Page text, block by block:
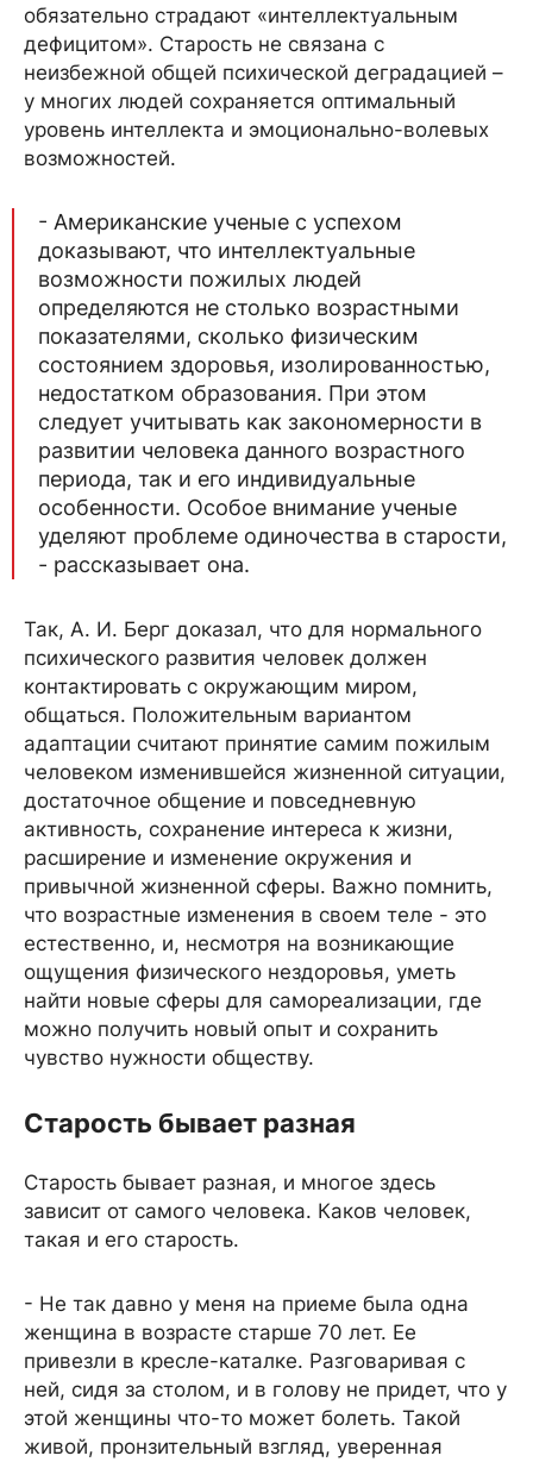
обязательно страдают «интеллектуальным
дефицитом». Старость не связана с
неизбежной общей психической деградацией –
у многих людей сохраняется оптимальный
уровень интеллекта и эмоционально-волевых
возможностей.
- Американские ученые с успехом
доказывают, что интеллектуальные
возможности пожилых людей
определяются не столько возрастными
показателями, сколько физическим
состоянием здоровья, изолированностью,
недостатком образования. При этом
следует учитывать как закономерности в
развитии человека данного возрастного
периода, так и его индивидуальные
особенности. Особое внимание ученые
уделяют проблеме одиночества в старости,
- рассказывает она.
Так, А. И. Берг доказал, что для нормального
психического развития человек должен
контактировать с окружающим миром,
общаться. Положительным вариантом
адаптации считают принятие самим пожилым
человеком изменившейся жизненной ситуации,
достаточное общение и повседневную
активность, сохранение интереса к жизни,
расширение и изменение окружения и
привычной жизненной сферы. Важно помнить,
что возрастные изменения в своем теле - это
естественно, и, несмотря на возникающие
ощущения физического нездоровья, уметь
найти новые сферы для самореализации, где
можно получить новый опыт и сохранить
чувство нужности обществу.
Старость бывает разная
Старость бывает разная, и многое здесь
зависит от самого человека. Каков человек,
такая и его старость.
- Не так давно у меня на приеме была одна
женщина в возрасте старше 70 лет. Ее
привезли в кресле-каталке. Разговаривая с
ней, сидя за столом, и в голову не придет, что у
этой женщины что-то может болеть. Такой
живой, пронзительный взгляд, уверенная